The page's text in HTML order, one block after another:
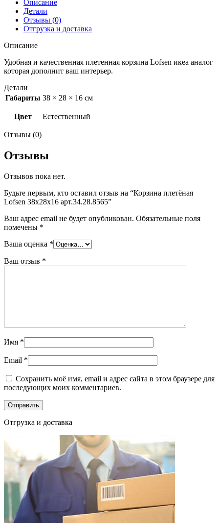
Описание
Детали
Отзывы (0)
Отгрузка и доставка
Описание
Удобная и качественная плетенная корзина Lofsen икеа аналог
которая дополнит ваш интерьер.
Детали
Габариты 38 × 28 × 16 см
Цвет Естественный
Отзывы (0)
Отзывы
Отзывов пока нет.
Будьте первым, кто оставил отзыв на “Корзина плетёная
Lofsen 38х28х16 арт.34.28.8565”
Ваш адрес email не будет опубликован. Обязательные поля
помечены *
Ваша оценка *
Ваш отзыв *
Имя *
Email *
Сохранить моё имя, email и адрес сайта в этом браузере для
последующих моих комментариев.
Отгрузка и доставка